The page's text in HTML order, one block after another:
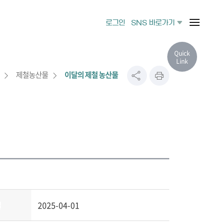
로그인 SNS 바로가기
제철농산물 이달의 제철 농산물
2025-04-01
Quick
Link